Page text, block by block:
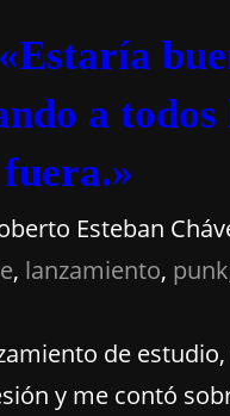
a
Esteban
, lanzamiento, punk
de
y me contó